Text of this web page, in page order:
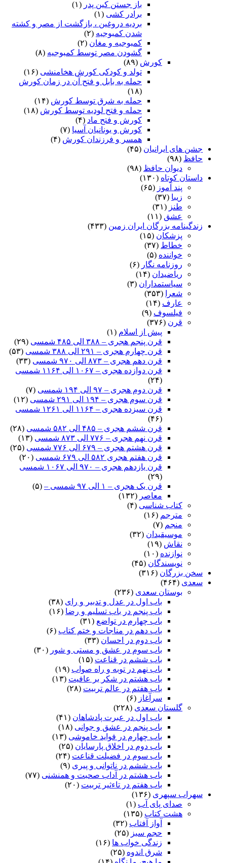
باز جستن کین پدر (۱)
برادر کشی (۱)
بردیه دروغین ، بازگشت از مصر و کشته
شدن کمبوجیه (۲)
کمبوجیه و مغان (۲)
گشودن مصر توسط کمبوجیه (۸)
کورش (۸۹)
تولد و کودکی کورش هخامنشی (۱۶)
حمله به بابل و فتح آن در زمان کورش
(۱۸)
حمله به شرق توسط کورش (۱۴)
حمله و فتح لودیه توسط کورش (۱۸)
کورش و فتح ماد (۴)
کورش و یونانیان آسیا (۷)
همسر و فرزندان کورش (۴)
جشن های ایرانیان (۴۵)
حافظ (۹۸)
دیوان حافظ (۹۸)
داستان کوتاه (۱۳۰)
پند آموز (۶۵)
زیبا (۳۷)
طنز (۳۱)
عشق (۱۱)
زندگینامه بزرگان ایران زمین (۴۳۳)
پزشکان (۱۵)
خطاط (۳۷)
خواننده (۵)
روزنامه نگار (۶)
ریاضیدان (۱۴)
سیاستمداران (۳)
شعرا
(۳۵۳)
عارف (۱۴)
فیلسوف (۹)
قرن (۳۷۶)
پیش از اسلام (۱)
قرن پنجم هجری – ۳۸۸ الی ۴۸۵ شمسی
(۲۹)
قرن چهارم هجری – ۲۹۱ الی ۳۸۸ شمسی
(۵۳)
قرن دهم هجری – ۸۷۳ الی ۹۷۰ شمسی
(۳۳)
قرن دوازده هجری – ۱۰۶۷ الی ۱۱۶۴ شمسی
(۲۴)
قرن دوم هجری – ۹۷ الی ۱۹۴ شمسی
(۷)
قرن سوم هجری – ۱۹۴ الی ۲۹۱ شمسی
(۱۲)
قرن سیزده هجری – ۱۱۶۴ الی ۱۲۶۱ شمسی
(۴۶)
قرن ششم هجری – ۴۸۵ الی ۵۸۲ شمسی
(۲۸)
قرن نهم هجری – ۷۷۶ الی ۸۷۳ شمسی
(۱۳)
قرن هشتم هجری – ۶۷۹ الی ۷۷۶ شمسی
(۲۵)
قرن هفتم هجری ۵۸۲ الی ۶۷۹ شمسی
(۲۰)
قرن یازدهم هجری – ۹۷۰ الی ۱۰۶۷ شمسی
(۲۹)
قرن یک هجری – ۱ الی ۹۷ شمسی –
(۵)
معاصر (۱۳۲)
کتاب شناسی (۴)
مترجم (۱۶)
منجم (۷)
موسیقیدان (۳۲)
نقاش (۱۹)
نوازنده (۱۰)
نویسندگان (۴۵)
سخن بزرگان (۳۱۶)
سعدی (۴۶۴)
بوستان سعدی (۲۳۶)
باب اول در عدل و تدبیر و رای (۳۸)
باب پنجم در باب تسلیم و رضا (۱۶)
باب چهارم در تواضع (۳۱)
باب دهم در مناجات و ختم کتاب (۶)
باب دوم در احسان (۳۳)
باب سوم در عشق و مستی و شور (۳۰)
باب ششم در قناعت (۱۵)
باب نهم در توبه و راه صواب (۱۹)
باب هشتم در شکر بر عافیت (۱۳)
باب هفتم در عالم تربیت (۲۸)
سرآغاز (۶)
گلستان سعدی (۲۲۸)
باب اول در عبرت پادشاهان (۴۱)
باب پنجم در عشق و جوانى (۱۸)
باب چهارم در فواید خاموشى (۱۳)
باب دوم در اخلاق پارسایان (۲۵)
باب سوم در فضیلت قناعت (۲۴)
باب ششم در ناتوانى و پیرى (۹)
باب هشتم در آداب صحبت و همنشنى (۷۷)
باب هفتم در تاءثیر تربیت (۲۰)
سهراب سپهری (۱۳۶)
صدای پای آب (۱)
هشت کتاب (۱۳۵)
آواز آفتاب (۳۲)
حجم سبز (۲۵)
زندگی خواب ها (۱۶)
شرق اندوه (۲۵)